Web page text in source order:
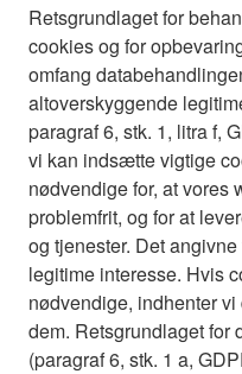
Retsgrundlaget for
cookies og for
omfang
altoverskyggende
paragraf 6, stk. 1, litra f,
vi kan indsætte vigtige
nødvendige for, at vores
problemfrit, og for at
og tjenester. Det
legitime interesse. Hvis
nødvendige, indhenter
dem. Retsgrundlaget for
(paragraf 6, stk. 1 a,